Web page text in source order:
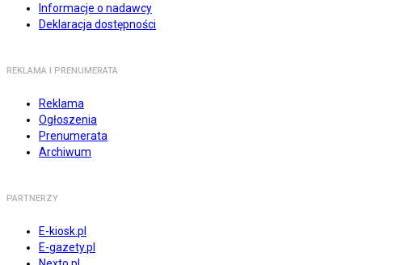
Informacje o nadawcy
Deklaracja dostępności
REKLAMA I PRENUMERATA
Reklama
Ogłoszenia
Prenumerata
Archiwum
PARTNERZY
E-kiosk.pl
E-gazety.pl